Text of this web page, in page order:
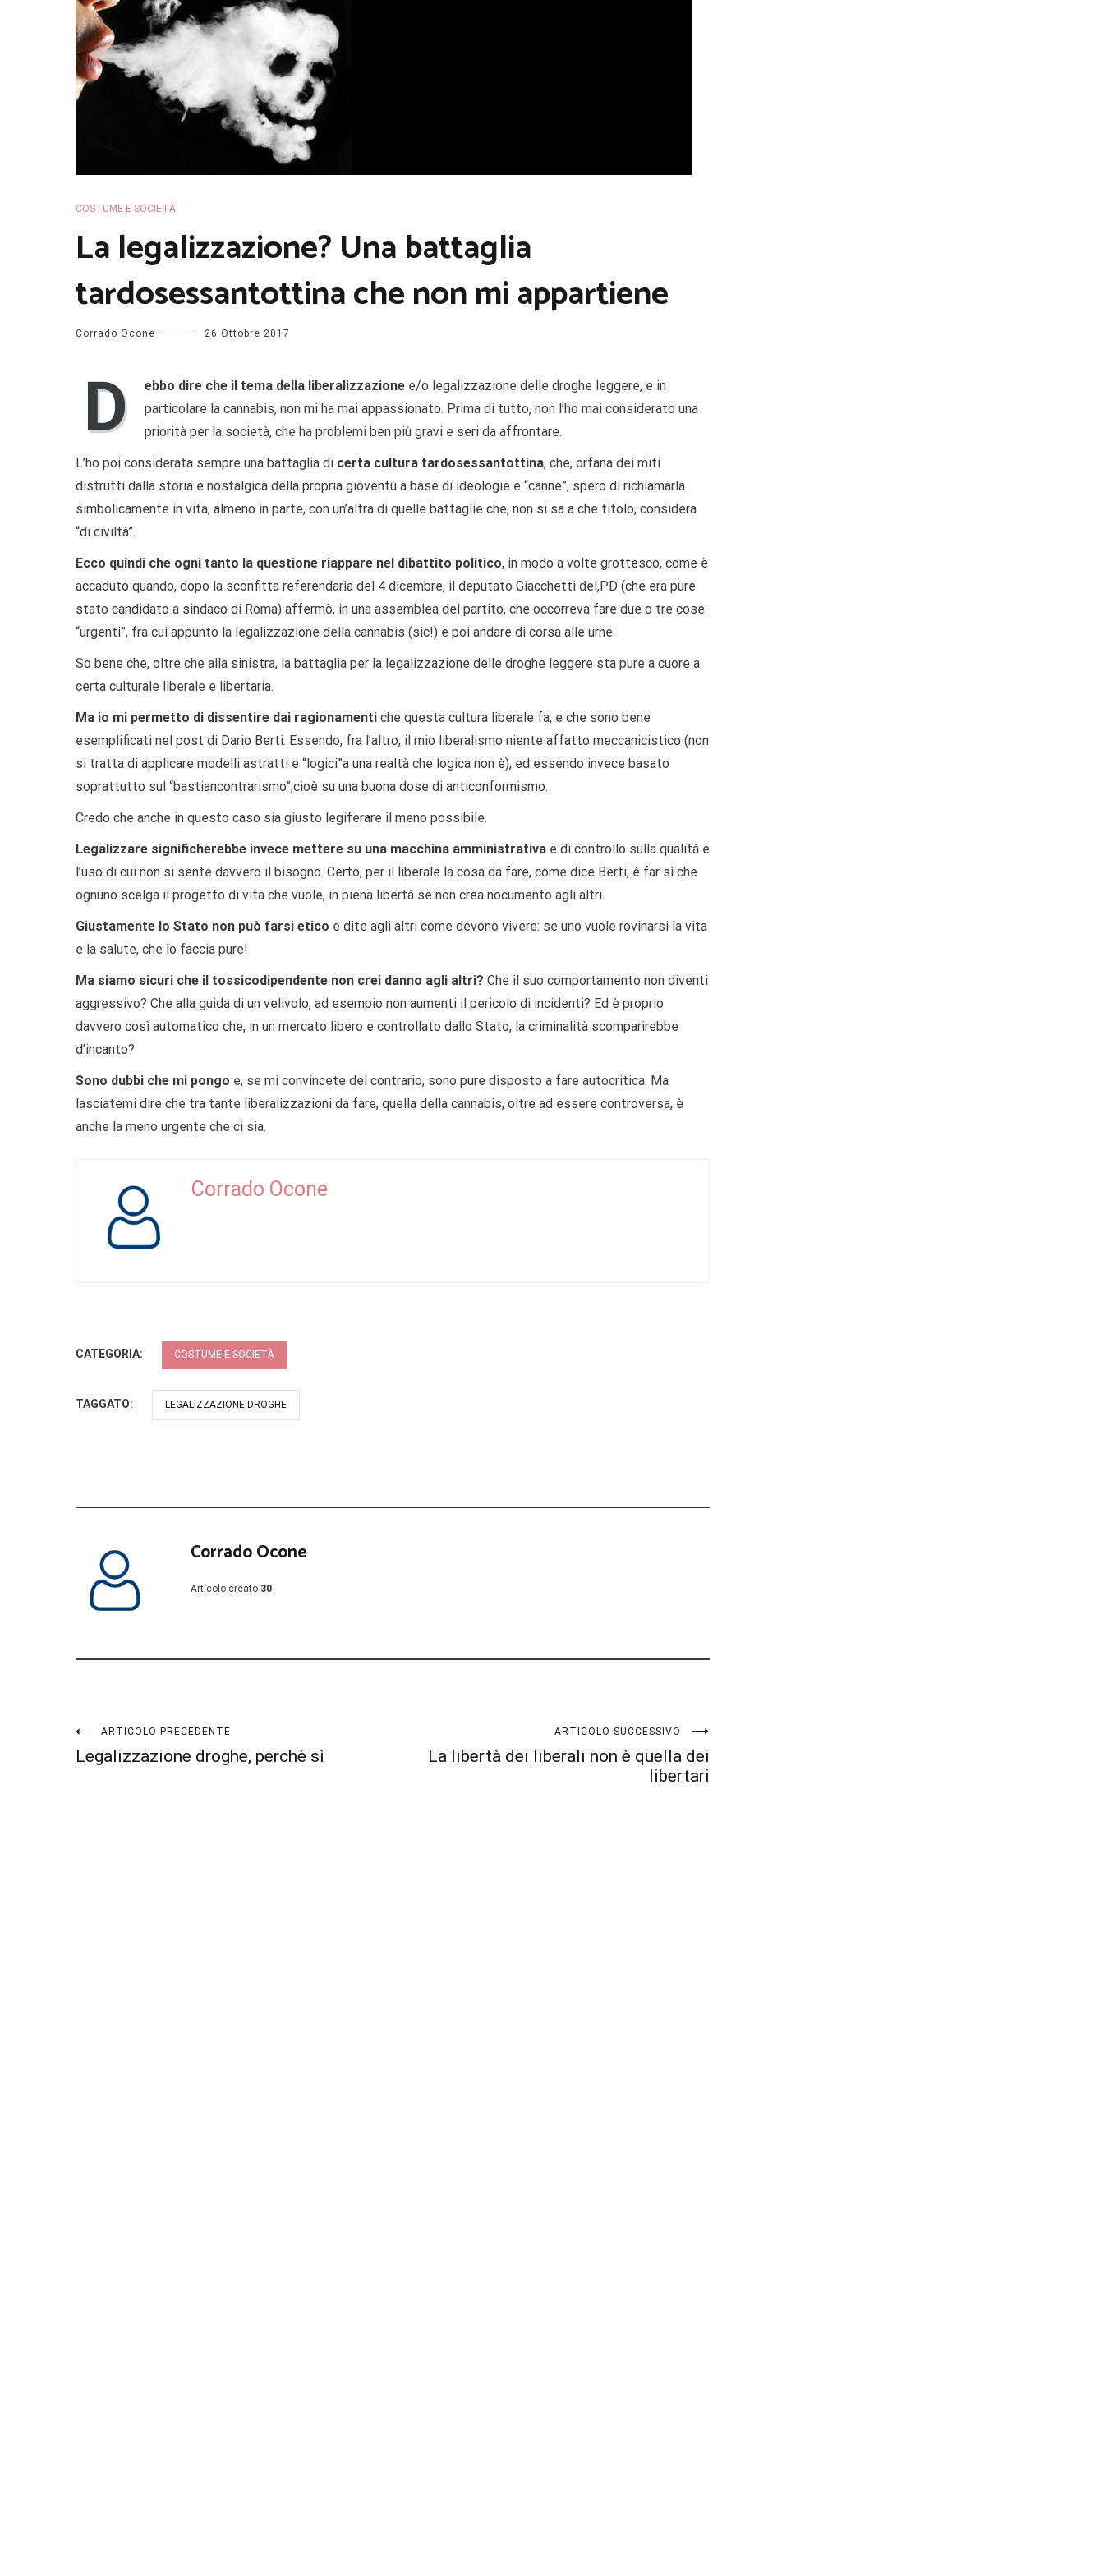
COSTUME E SOCIETÀ
La legalizzazione? Una battaglia
tardosessantottina che non mi appartiene
Corrado Ocone 26 Ottobre 2017
D ebbo dire che il tema della liberalizzazione e/o legalizzazione delle droghe leggere, e in
particolare la cannabis, non mi ha mai appassionato. Prima di tutto, non l’ho mai considerato una
priorità per la società, che ha problemi ben più gravi e seri da affrontare.
L’ho poi considerata sempre una battaglia di certa cultura tardosessantottina, che, orfana dei miti
distrutti dalla storia e nostalgica della propria gioventù a base di ideologie e “canne”, spero di richiamarla
simbolicamente in vita, almeno in parte, con un’altra di quelle battaglie che, non si sa a che titolo, considera
“di civiltà”.
Ecco quindi che ogni tanto la questione riappare nel dibattito politico, in modo a volte grottesco, come è
accaduto quando, dopo la sconfitta referendaria del 4 dicembre, il deputato Giacchetti del,PD (che era pure
stato candidato a sindaco di Roma) affermò, in una assemblea del partito, che occorreva fare due o tre cose
“urgenti”, fra cui appunto la legalizzazione della cannabis (sic!) e poi andare di corsa alle urne.
So bene che, oltre che alla sinistra, la battaglia per la legalizzazione delle droghe leggere sta pure a cuore a
certa culturale liberale e libertaria.
Ma io mi permetto di dissentire dai ragionamenti che questa cultura liberale fa, e che sono bene
esemplificati nel post di Dario Berti. Essendo, fra l’altro, il mio liberalismo niente affatto meccanicistico (non
si tratta di applicare modelli astratti e “logici”a una realtà che logica non è), ed essendo invece basato
soprattutto sul “bastiancontrarismo”,cioè su una buona dose di anticonformismo.
Credo che anche in questo caso sia giusto legiferare il meno possibile.
Legalizzare significherebbe invece mettere su una macchina amministrativa e di controllo sulla qualità e
l’uso di cui non si sente davvero il bisogno. Certo, per il liberale la cosa da fare, come dice Berti, è far sì che
ognuno scelga il progetto di vita che vuole, in piena libertà se non crea nocumento agli altri.
Giustamente lo Stato non può farsi etico e dite agli altri come devono vivere: se uno vuole rovinarsi la vita
e la salute, che lo faccia pure!
Ma siamo sicuri che il tossicodipendente non crei danno agli altri? Che il suo comportamento non diventi
aggressivo? Che alla guida di un velivolo, ad esempio non aumenti il pericolo di incidenti? Ed è proprio
davvero così automatico che, in un mercato libero e controllato dallo Stato, la criminalità scomparirebbe
d’incanto?
Sono dubbi che mi pongo e, se mi convincete del contrario, sono pure disposto a fare autocritica. Ma
lasciatemi dire che tra tante liberalizzazioni da fare, quella della cannabis, oltre ad essere controversa, è
anche la meno urgente che ci sia.
Corrado Ocone
CATEGORIA: COSTUME E SOCIETÀ
TAGGATO: LEGALIZZAZIONE DROGHE
Corrado Ocone
Articolo creato 30
Navigazione
ARTICOLO PRECEDENTE
Legalizzazione droghe, perchè sì
ARTICOLO SUCCESSIVO
La libertà dei liberali non è quella dei
libertari